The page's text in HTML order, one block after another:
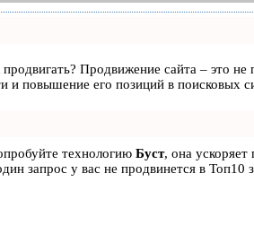
Продвижение сайта – это
и повышение его позиций в поисковых
технологию Буст, она ускоряет
запрос у вас не продвинется в Топ10